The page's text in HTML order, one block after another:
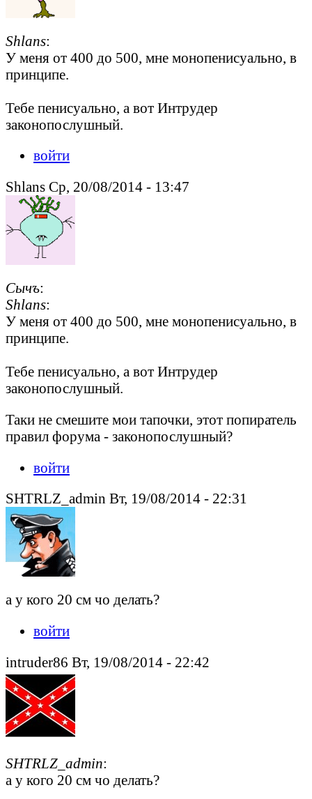
Shlans:
У меня от 400 до 500, мне монопенисуально, в
принципе.
Тебе пенисуально, а вот Интрудер
законопослушный.
войти
Shlans Ср, 20/08/2014 - 13:47
Сычъ:
Shlans:
У меня от 400 до 500, мне монопенисуально, в
принципе.
Тебе пенисуально, а вот Интрудер
законопослушный.
Таки не смешите мои тапочки, этот попиратель
правил форума - законопослушный?
войти
SHTRLZ_admin Вт, 19/08/2014 - 22:31
а у кого 20 см чо делать?
войти
intruder86 Вт, 19/08/2014 - 22:42
SHTRLZ_admin:
а у кого 20 см чо делать?